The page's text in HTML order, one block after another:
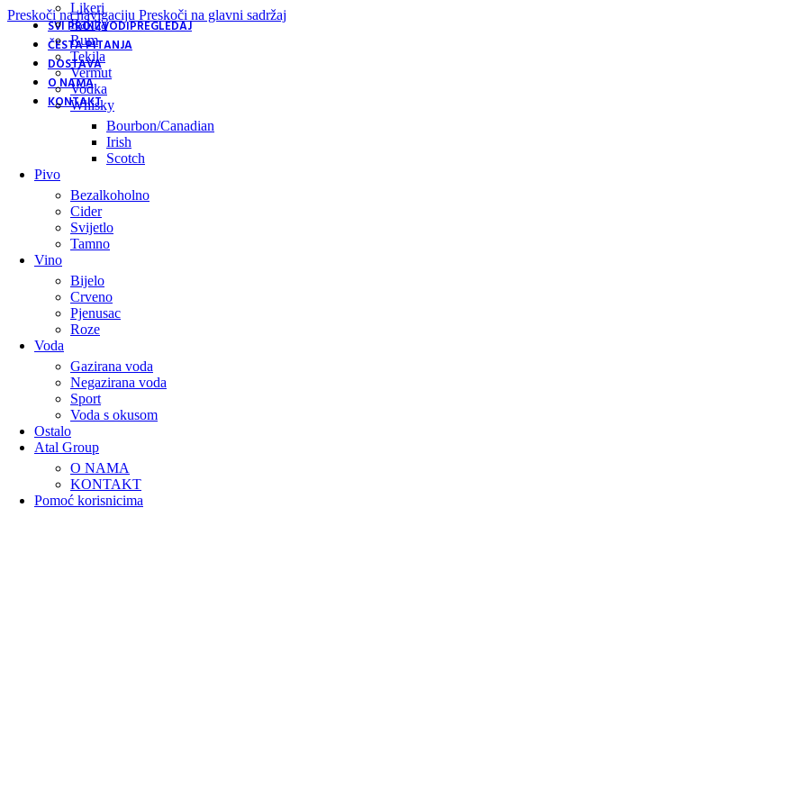
Preskoči na navigaciju Preskoči na glavni sadržaj
SVI PROIZVODIPREGLEDAJ
ČESTA PITANJA
DOSTAVA
O NAMA
KONTAKT
Likeri
Rakija
Rum
Tekila
Vermut
Vodka
Whisky
Bourbon/Canadian
Irish
Scotch
Pivo
Bezalkoholno
Cider
Svijetlo
Tamno
Vino
Bijelo
Crveno
Pjenusac
Roze
Voda
Gazirana voda
Negazirana voda
Sport
Voda s okusom
Ostalo
Atal Group
O NAMA
KONTAKT
Pomoć korisnicima